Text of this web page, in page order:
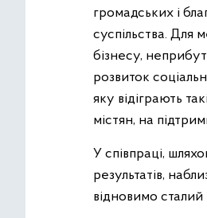
громадських і
суспільства. Для
бізнесу,
розвиток
яку відіграють
містян, на
У співпраці,
результатів,
відновимо